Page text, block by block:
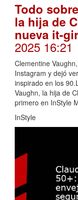
Todo
la hija de
nueva it-
2025 16:21
Clementine
Instagram y dejó
inspirado en los
Vaughn, la hija de
primero en InStyle
InStyle